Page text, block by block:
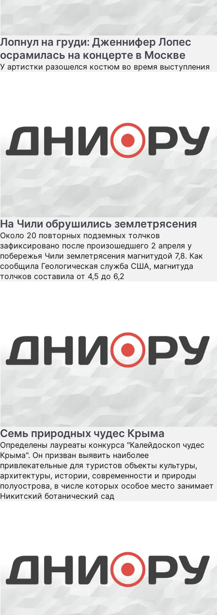
Лопнул на груди: Дженнифер Лопес
осрамилась на концерте в Москве
У артистки разошелся костюм во время выступления
На Чили обрушились землетрясения
Около 20 повторных подземных толчков
зафиксировано после произошедшего 2 апреля у
побережья Чили землетрясения магнитудой 7,8. Как
сообщила Геологическая служба США, магнитуда
толчков составила от 4,5 до 6,2
Cемь природных чудес Крыма
Определены лауреаты конкурса "Калейдоскоп чудес
Крыма". Он призван выявить наиболее
привлекательные для туристов объекты культуры,
архитектуры, истории, современности и природы
полуострова, в числе которых особое место занимает
Никитский ботанический сад